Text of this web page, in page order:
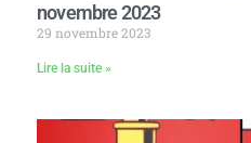
novembre 2023
29 novembre 2023
Lire la suite »